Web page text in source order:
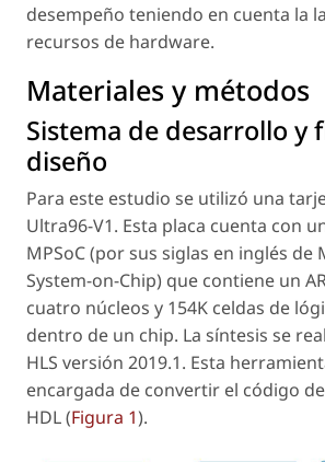
desempeño teniendo en cuenta la
recursos de hardware.
Materiales y métodos
Sistema de desarrollo y
diseño
Para este estudio se utilizó una
Ultra96-V1. Esta placa cuenta con
MPSoC (por sus siglas en inglés de
System-on-Chip) que contiene un
cuatro núcleos y 154K celdas de
dentro de un chip. La síntesis se
HLS versión 2019.1. Esta
encargada de convertir el código
HDL (Figura 1).